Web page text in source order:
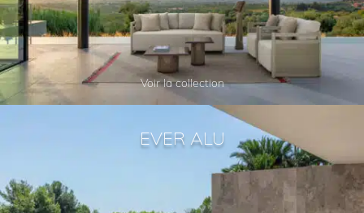
Voir la collection
EVER ALU